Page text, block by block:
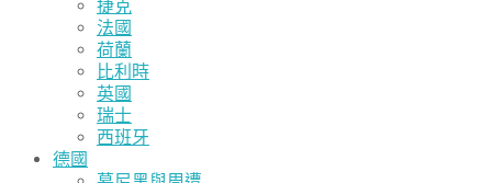
捷克
法國
荷蘭
比利時
英國
瑞士
西班牙
德國